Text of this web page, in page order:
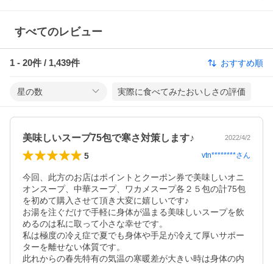
すべてのレビュー
1 - 20件 / 1,439件 おすすめ順
星の数 実際に食べてみたおいしさの評価
美味しいスープ75包で寒さ対策します♪ 2022/4/2
5 vtn********さん
今回、此方のお店はポイントとクーポン券で美味しいオニ
オンスープ、中華スープ、ワカメスープ各２５包の計75包
を初めて購入させて頂き大変に嬉しいです♪
お湯を注ぐだけで手軽に身体が温まる美味しいスープを飲
めるのは私に取って小さな幸せです。
私は極度の冷え症で夏でも身体や手足が冷えて厚いサポー
ターを離せない体質です。
此れからの春先特有の気温の寒暖差が大きい時は身体の内